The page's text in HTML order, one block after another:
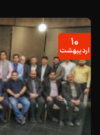
۱۰
اردیبهشت